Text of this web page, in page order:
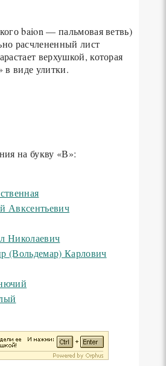
baion — пальмовая ветвь)
расчлененный лист
верхушкой, которая
в виде улитки.
на букву «В»:
Авксентьевич
Николаевич
(Вольдемар) Карлович